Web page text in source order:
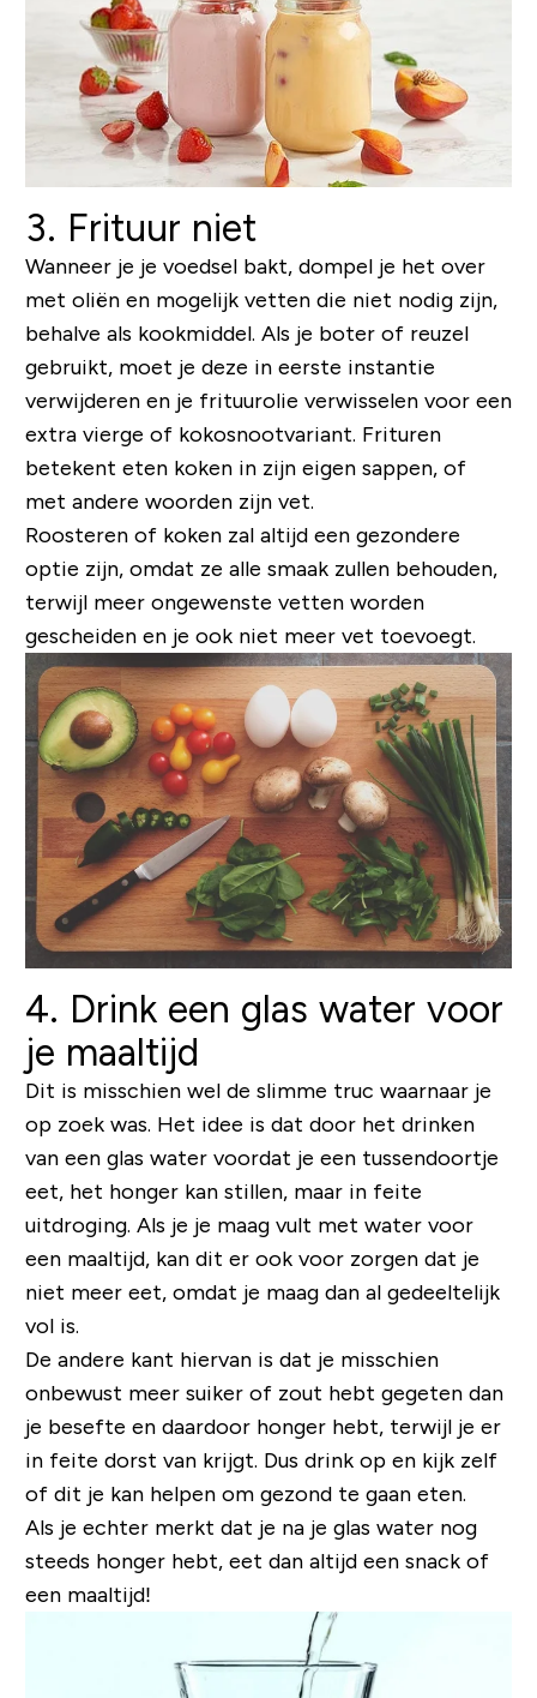
3. Frituur niet
Wanneer je je voedsel bakt, dompel je het over
met oliën en mogelijk vetten die niet nodig zijn,
behalve als kookmiddel. Als je boter of reuzel
gebruikt, moet je deze in eerste instantie
verwijderen en je frituurolie verwisselen voor een
extra vierge of kokosnootvariant. Frituren
betekent eten koken in zijn eigen sappen, of
met andere woorden zijn vet.
Roosteren of koken zal altijd een gezondere
optie zijn, omdat ze alle smaak zullen behouden,
terwijl meer ongewenste vetten worden
gescheiden en je ook niet meer vet toevoegt.
4. Drink een glas water voor
je maaltijd
Dit is misschien wel de slimme truc waarnaar je
op zoek was. Het idee is dat door het drinken
van een glas water voordat je een tussendoortje
eet, het honger kan stillen, maar in feite
uitdroging. Als je je maag vult met water voor
een maaltijd, kan dit er ook voor zorgen dat je
niet meer eet, omdat je maag dan al gedeeltelijk
vol is.
De andere kant hiervan is dat je misschien
onbewust meer suiker of zout hebt gegeten dan
je besefte en daardoor honger hebt, terwijl je er
in feite dorst van krijgt. Dus drink op en kijk zelf
of dit je kan helpen om gezond te gaan eten.
Als je echter merkt dat je na je glas water nog
steeds honger hebt, eet dan altijd een snack of
een maaltijd!